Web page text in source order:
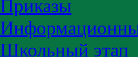
Приказы
Школьный этап